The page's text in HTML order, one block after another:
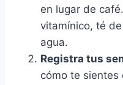
en lugar de
vitamínico, té
agua.
Registra tus
cómo te sientes